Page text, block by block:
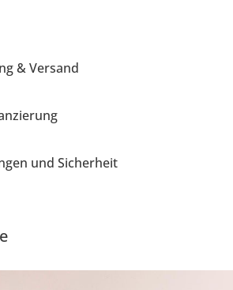
& Versand
und Sicherheit